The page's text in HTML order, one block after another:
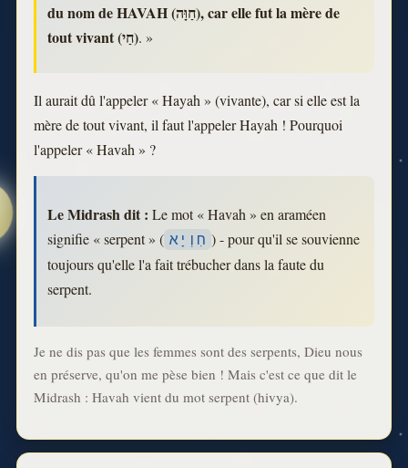
du nom de HAVAH (חַוָּה), car elle fut la mère de
tout vivant (חַי). »
Il aurait dû l'appeler « Hayah » (vivante), car si elle est la
mère de tout vivant, il faut l'appeler Hayah ! Pourquoi
l'appeler « Havah » ?
Le Midrash dit : Le mot « Havah » en araméen
signifie « serpent » ( חִוְיָא ) - pour qu'il se souvienne
toujours qu'elle l'a fait trébucher dans la faute du
serpent.
Je ne dis pas que les femmes sont des serpents, Dieu nous
en préserve, qu'on me pèse bien ! Mais c'est ce que dit le
Midrash : Havah vient du mot serpent (hivya).